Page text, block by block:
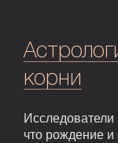
корни
что рождение